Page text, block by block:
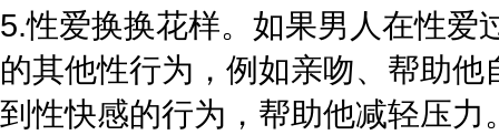
5.性爱换换花样。如果男人在性爱
的其他性行为，例如亲吻、帮助
到性快感的行为，帮助他减轻压力